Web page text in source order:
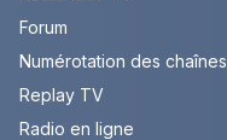
Forum
Numérotation des chaînes
Replay TV
Radio en ligne